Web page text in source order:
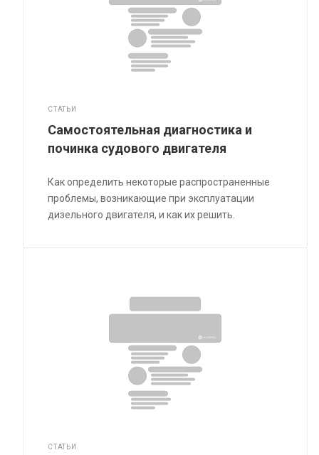
СТАТЬИ
Самостоятельная диагностика и
починка судового двигателя
Как определить некоторые распространенные
проблемы, возникающие при эксплуатации
дизельного двигателя, и как их решить.
СТАТЬИ